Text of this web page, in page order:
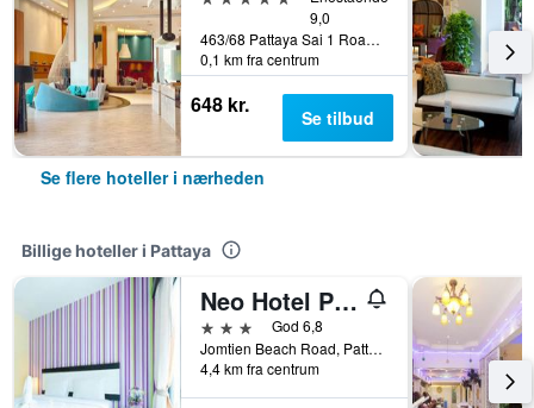
9,0
463/68 Pattaya Sai 1 Road, Pattaya, Thailand
0,1 km fra centrum
648 kr. Se tilbud
Se flere hoteller i nærheden
Billige hoteller i Pattaya
Neo Hotel Pattaya
3 stjernerGod 6,8
Jomtien Beach Road, Pattaya, Thailand
4,4 km fra centrum